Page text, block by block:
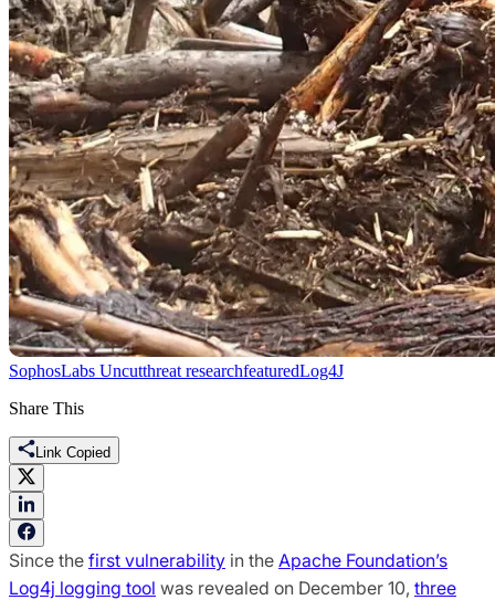
SophosLabs Uncutthreat researchfeaturedLog4J
Share This
Link Copied
Since the first vulnerability in the Apache Foundation’s
Log4j logging tool was revealed on December 10, three